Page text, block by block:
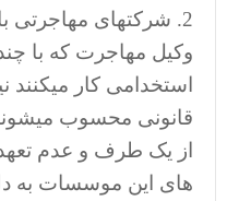
2. شرکتهای مهاجرتی
وکیل مهاجرت که با
استخدامی کار میکنند
قانونی محسوب
از یک طرف و عدم
های این موسسات به